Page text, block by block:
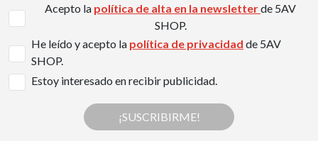
Acepto la política de alta en la newsletterde 5AV
SHOP.
He leído y acepto la política de privacidad de 5AV
SHOP.
Estoy interesado en recibir publicidad.
¡SUSCRIBIRME!